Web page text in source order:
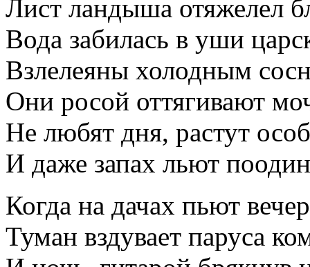
Лист ландыша отяжелел
Вода забилась в уши
Взлелеяны холодным
Они росой оттягивают
Не любят дня, растут
И даже запах льют
Когда на дачах пьют
Туман вздувает паруса